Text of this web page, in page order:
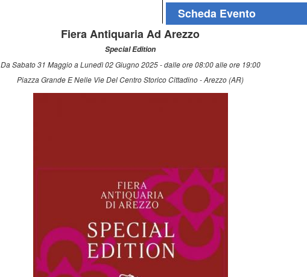
Scheda Evento
Fiera Antiquaria Ad Arezzo
Special Edition
Da Sabato 31 Maggio a Lunedì 02 Giugno 2025 - dalle ore 08:00 alle ore 19:00
Piazza Grande E Nelle Vie Del Centro Storico Cittadino - Arezzo (AR)